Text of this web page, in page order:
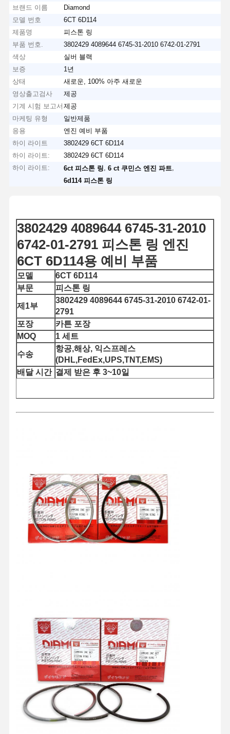
제품 소개 회사 소개
브랜드 이름
Diamond
모델 번호
6CT 6D114
제품명
피스톤 링
부품 번호.
3802429 4089644 6745-31-2010 6742-01-2791
색상
실버 블랙
보증
1년
상태
새로운, 100% 아주 새로운
영상출고검사
제공
기계 시험 보고서 제공
마케팅 유형
일반제품
응용
엔진 예비 부품
하이 라이트
3802429 6CT 6D114
하이 라이트:
3802429 6CT 6D114
하이 라이트:
6ct 피스톤 링 ,6 ct 쿠민스 엔진 파트
6d114 피스톤 링
3802429 4089644 6745-31-2010
6742-01-2791 피스톤 링 엔진
6CT 6D114용 예비 부품
모델
6CT 6D114
부문
피스톤 링
제1부
3802429 4089644 6745-31-2010 6742-01-
2791
포장
카튼 포장
MOQ
1 세트
수송
항공,해상, 익스프레스
(DHL,FedEx,UPS,TNT,EMS)
배달 시간 결제 받은 후 3~10일